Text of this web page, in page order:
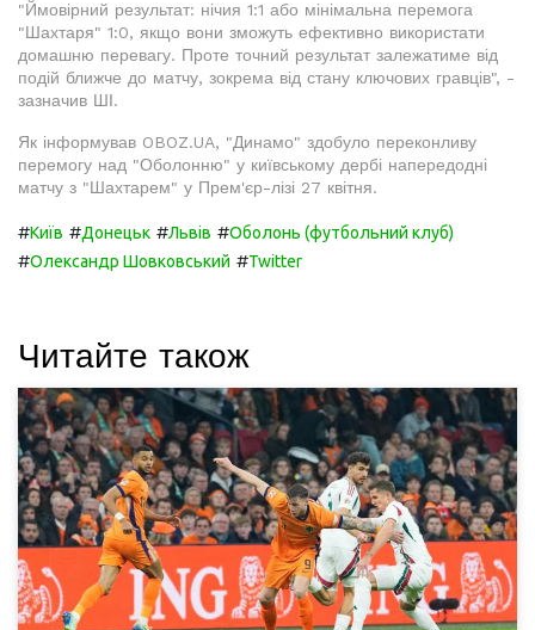
"Ймовірний результат: нічия 1:1 або мінімальна перемога
"Шахтаря" 1:0, якщо вони зможуть ефективно використати
домашню перевагу. Проте точний результат залежатиме від
подій ближче до матчу, зокрема від стану ключових гравців", -
зазначив ШІ.
Як інформував OBOZ.UA, "Динамо" здобуло переконливу
перемогу над "Оболонню" у київському дербі напередодні
матчу з "Шахтарем" у Прем'єр-лізі 27 квітня.
#Київ #Донецьк #Львів #Оболонь (футбольний клуб)
#Олександр Шовковський #Twitter
Читайте також